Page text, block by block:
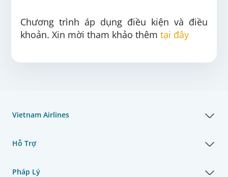
Chương trình áp dụng điều kiện và điều
khoản. Xin mời tham khảo thêm tại đây
Vietnam Airlines
Hỗ Trợ
Pháp Lý